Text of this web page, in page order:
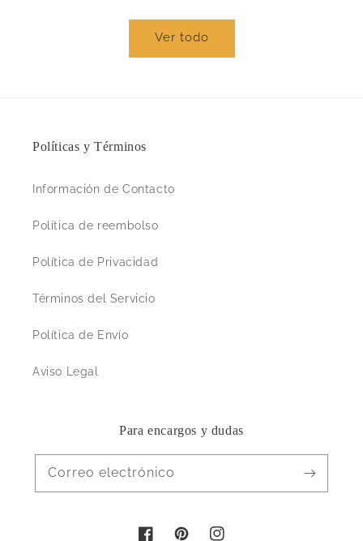
Ver todo
Políticas y Términos
Información de Contacto
Política de reembolso
Política de Privacidad
Términos del Servicio
Política de Envío
Aviso Legal
Para encargos y dudas
Correo electrónico